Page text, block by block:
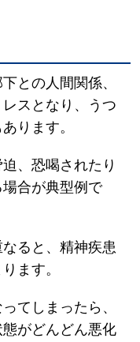
との人間関係、
スとなり、うつ
ります。
、恐喝されたり
合が典型例で
ると、精神疾患
ます。
てしまったら、
がどんどん悪化